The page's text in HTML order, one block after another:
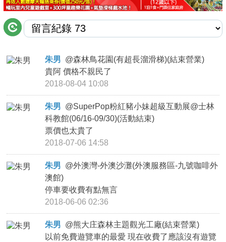
討論區
聯絡我們
APP下載
朱男 @森林鳥花園(有超長溜滑梯)(結束營業)
貴阿 價格不親民了
2018-08-04 10:08
朱男 @SuperPop粉紅豬小妹超級互動展@士林
科教館(06/16-09/30)(活動結束)
票價也太貴了
2018-07-06 14:58
朱男 @外澳灣-外澳沙灘(外澳服務區-九號咖啡外
澳館)
停車要收費有點無言
2018-06-06 02:36
朱男 @熊大庄森林主題觀光工廠(結束營業)
以前免費遊覽車的最愛 現在收費了應該沒有遊覽